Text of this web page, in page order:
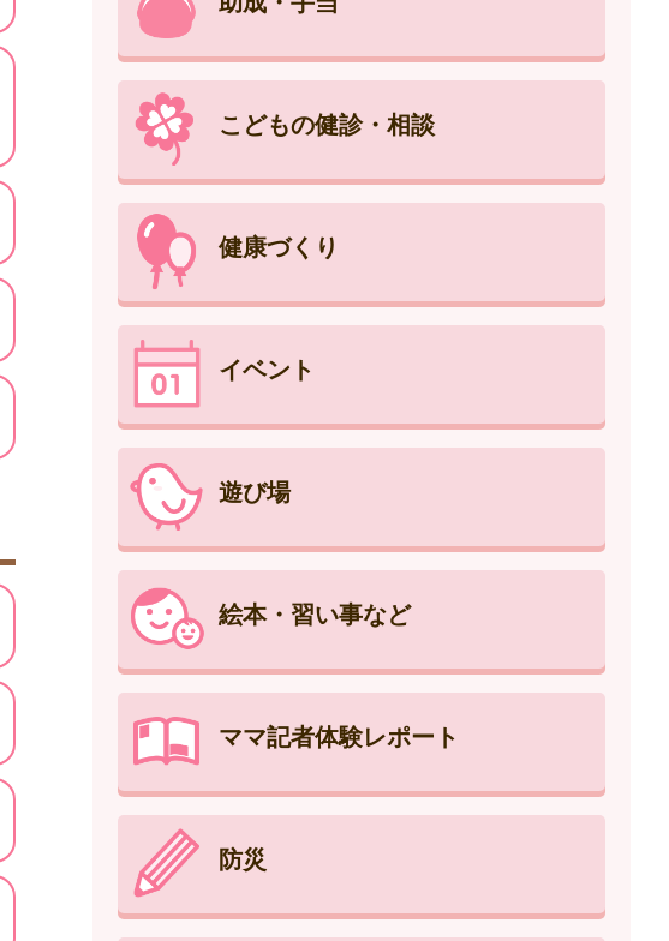
こどもの健診・相談
健康づくり
イベント
遊び場
絵本・習い事など
ママ記者体験レポート
防災